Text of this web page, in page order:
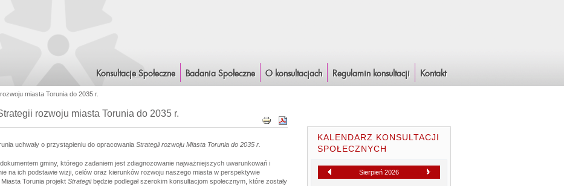
miasta Torunia do 2035 r.
rozwoju miasta Torunia do 2035 r.
uchwały o przystąpieniu do opracowania Strategii rozwoju Miasta Torunia do 2035 r.
gminy, którego zadaniem jest zdiagnozowanie najważniejszych uwarunkowań i
na ich podstawie wizji, celów oraz kierunków rozwoju naszego miasta w perspektywie
Torunia projekt Strategii będzie podlegał szerokim konsultacjom społecznym, które zostały
KALENDARZ KONSULTACJI
SPOŁECZNYCH
Sierpień 2026
[Następny miesiąc]
Konsultacje Społeczne Badania Społeczne O konsultacjach Regulamin konsultacji Kontakt